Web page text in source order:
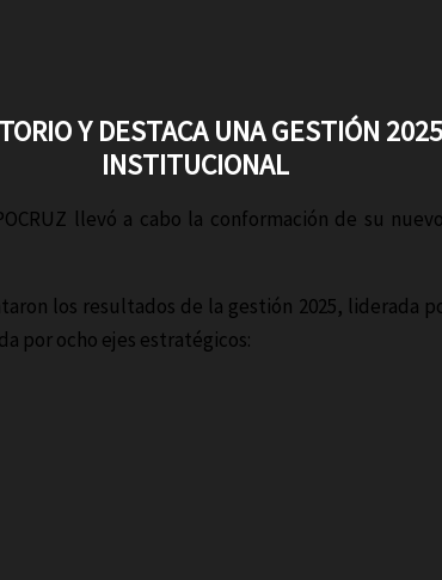
Y DESTACA UNA GESTIÓN
INSTITUCIONAL
llevó a cabo la conformación de su
los resultados de la gestión 2025, liderada
por ocho ejes estratégicos: